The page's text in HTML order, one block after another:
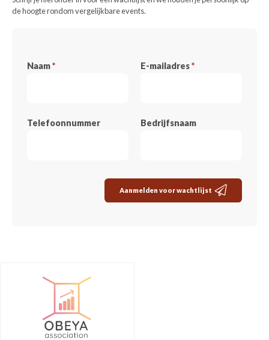
de hoogte rondom vergelijkbare events.
Naam* E-mailadres*
Telefoonnummer Bedrijfsnaam
Aanmelden voor wachtlijst